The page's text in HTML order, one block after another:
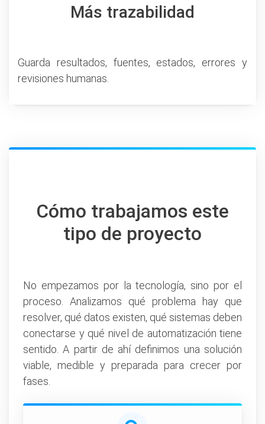
Más trazabilidad
Guarda resultados, fuentes, estados, errores y
revisiones humanas.
Cómo trabajamos este
tipo de proyecto
No empezamos por la tecnología, sino por el
proceso. Analizamos qué problema hay que
resolver, qué datos existen, qué sistemas deben
conectarse y qué nivel de automatización tiene
sentido. A partir de ahí definimos una solución
viable, medible y preparada para crecer por
fases.